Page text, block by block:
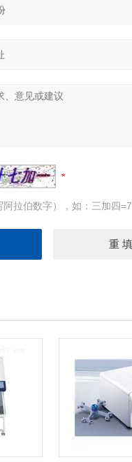
拉伯数字），如：三加四=7